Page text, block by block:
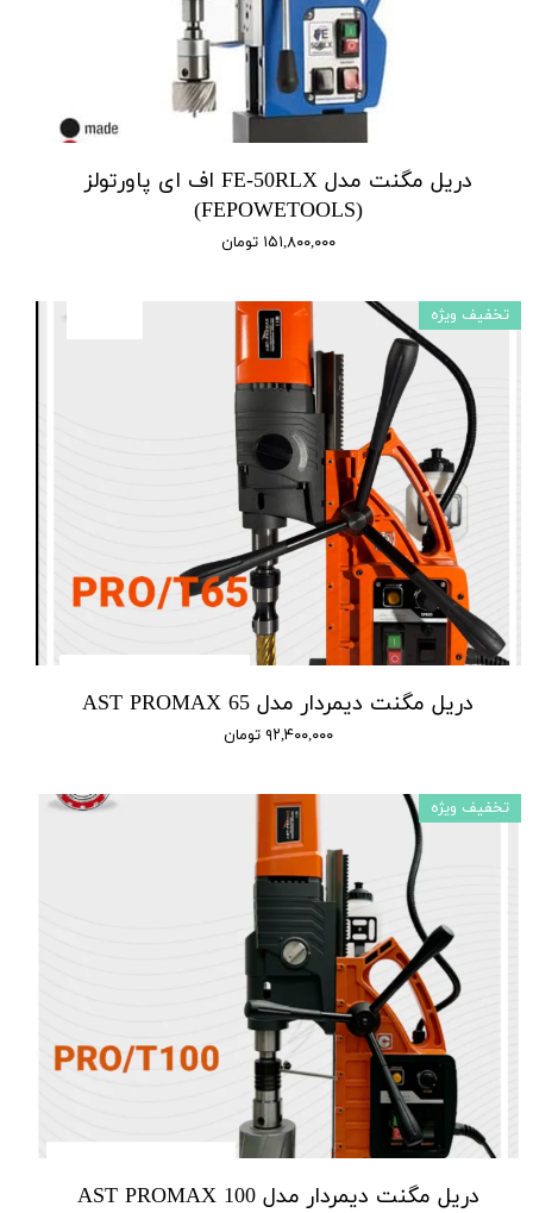
دریل مگنت مدل FE-50RLX اف ای پاورتولز
(FEPOWETOOLS)
۱۵۱,۸۰۰,۰۰۰ تومان
دریل مگنت دیمردار مدل AST PROMAX 65
۹۲,۴۰۰,۰۰۰ تومان
تخفیف ویژه
دریل مگنت دیمردار مدل AST PROMAX 100
تخفیف ویژه